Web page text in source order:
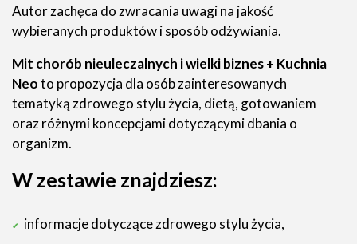
Autor zachęca do zwracania uwagi na jakość
wybieranych produktów i sposób odżywiania.
Mit chorób nieuleczalnych i wielki biznes + Kuchnia
Neoto propozycja dla osób zainteresowanych
tematyką zdrowego stylu życia, dietą, gotowaniem
oraz różnymi koncepcjami dotyczącymi dbania o
organizm.
W zestawie znajdziesz:
informacje dotyczące zdrowego stylu życia,